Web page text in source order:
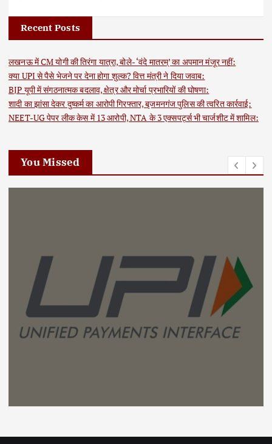
Recent Posts
लखनऊ में CM योगी की तिरंगा यात्रा, बोले- ‘वंदे मातरम्’ का अपमान मंजूर नहीं:
क्या UPI से पैसे भेजने पर देना होगा शुल्क? वित्त मंत्री ने दिया जवाब:
BJP यूपी में संगठनात्मक बदलाव, क्षेत्र और मोर्चा प्रभारियों की घोषणा:
शादी का झांसा देकर दुष्कर्म का आरोपी गिरफ्तार, बृजमनगंज पुलिस की त्वरित कार्रवाई:
NEET-UG पेपर लीक केस में 13 आरोपी, NTA के 3 एक्सपर्ट्स भी चार्जशीट में शामिल:
You Missed